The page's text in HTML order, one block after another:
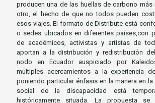
producen una de las huellas de carbono más
otro, el hecho de que no todos pueden
esos viajes. El formato de Distribute está
o sedes ubicados en diferentes países,con
de académicos, activistas y artistas de
aportan a la distribución y redistribución
nodo en Ecuador auspiciado por
múltiples acercamientos a la experiencia
poniendo particular énfasis en la manera en
social de la discapacidad está
históricamente situada. La propuesta